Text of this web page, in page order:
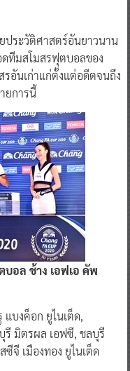
ประวัติศาสตร์อันยาวนาน
ทีมสโมสรฟุตบอลของ
รอันเก่าแก่ตั้งแต่อดีตจนถึง
ยการนี้
อล ช้าง เอฟเอ คัพ
แบงค็อก ยูไนเต็ด,
รี มิตรผล เอฟซี, ชลบุรี
จี เมืองทอง ยูไนเต็ด